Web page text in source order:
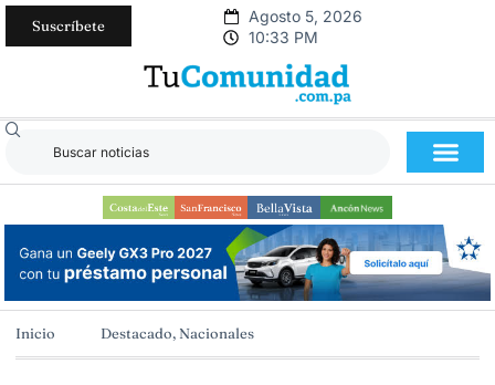
Suscríbete
Agosto 5, 2026
10:33 PM
Inicio Destacado,Nacionales